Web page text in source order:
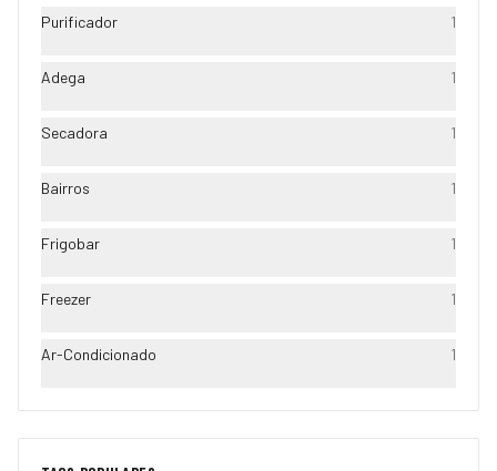
Purificador 1
Adega 1
Secadora 1
Bairros 1
Frigobar 1
Freezer 1
Ar-Condicionado 1